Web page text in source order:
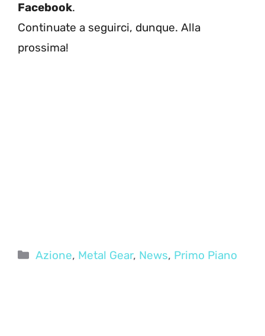
Facebook.
Continuate a seguirci, dunque. Alla
prossima!
Categorie
Azione, Metal Gear, News, Primo Piano